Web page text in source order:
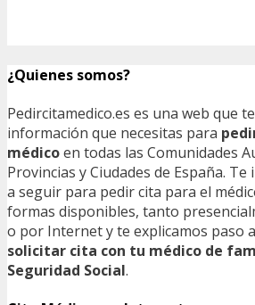
¿Quienes somos?
Pedircitamedico.es es una web que
información que necesitas para
médicoen todas las Comunidades
Provincias y Ciudades de España.
a seguir para pedir cita para el
formas disponibles, tanto
o por Internet y te explicamos paso
solicitar cita con tu médico de
Seguridad Social.